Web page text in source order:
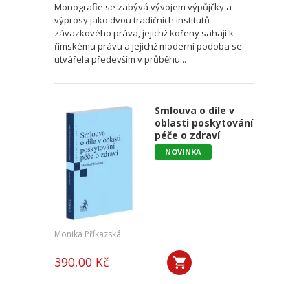
Monografie se zabývá vývojem výpůjčky a
výprosy jako dvou tradičních institutů
závazkového práva, jejichž kořeny sahají k
římskému právu a jejichž moderní podoba se
utvářela především v průběhu...
Smlouva o díle v
oblasti poskytování
péče o zdraví
NOVINKA
Monika Příkazská
390,00 Kč